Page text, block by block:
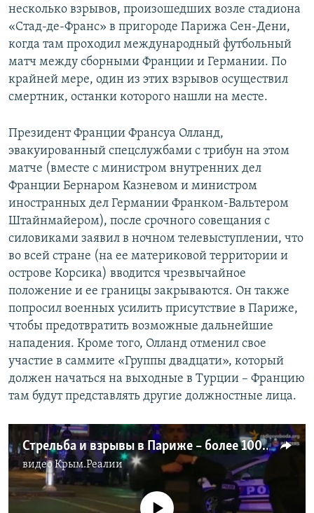
несколько взрывов, произошедших возле стадиона
«Стад-де-Франс» в пригороде Парижа Сен-Дени,
когда там проходил международный футбольный
матч между сборными Франции и Германии. По
крайней мере, один из этих взрывов осуществил
смертник, останки которого нашли на месте.
Президент Франции Франсуа Олланд,
эвакуированный спецслужбами с трибун на этом
матче (вместе с министром внутренних дел
Франции Бернаром Казневом и министром
иностранных дел Германии Франком-Вальтером
Штайнмайером), после срочного совещания с
силовиками заявил в ночном телевыступлении, что
во всей стране (на ее материковой территории и
острове Корсика) вводится чрезвычайное
положение и ее границы закрываются. Он также
попросил военных усилить присутствие в Париже,
чтобы предотвратить возможные дальнейшие
нападения. Кроме того, Олланд отменил свое
участие в саммите «Группы двадцати», который
должен начаться на выходные в Турции – Францию
там будут представлять другие должностные лица.
Стрельба и взрывы в Париже – более 100 погибших (видео)
видеоКрым.Реалии
No media source currently available